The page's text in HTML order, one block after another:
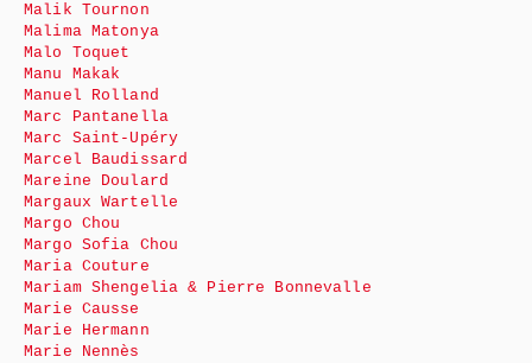
Malik Tournon
Malima Matonya
Malo Toquet
Manu Makak
Manuel Rolland
Marc Pantanella
Marc Saint-Upéry
Marcel Baudissard
Mareine Doulard
Margaux Wartelle
Margo Chou
Margo Sofia Chou
Maria Couture
Mariam Shengelia & Pierre Bonnevalle
Marie Causse
Marie Hermann
Marie Nennès